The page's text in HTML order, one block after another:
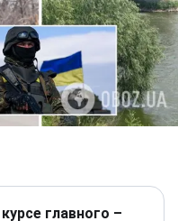
главного –